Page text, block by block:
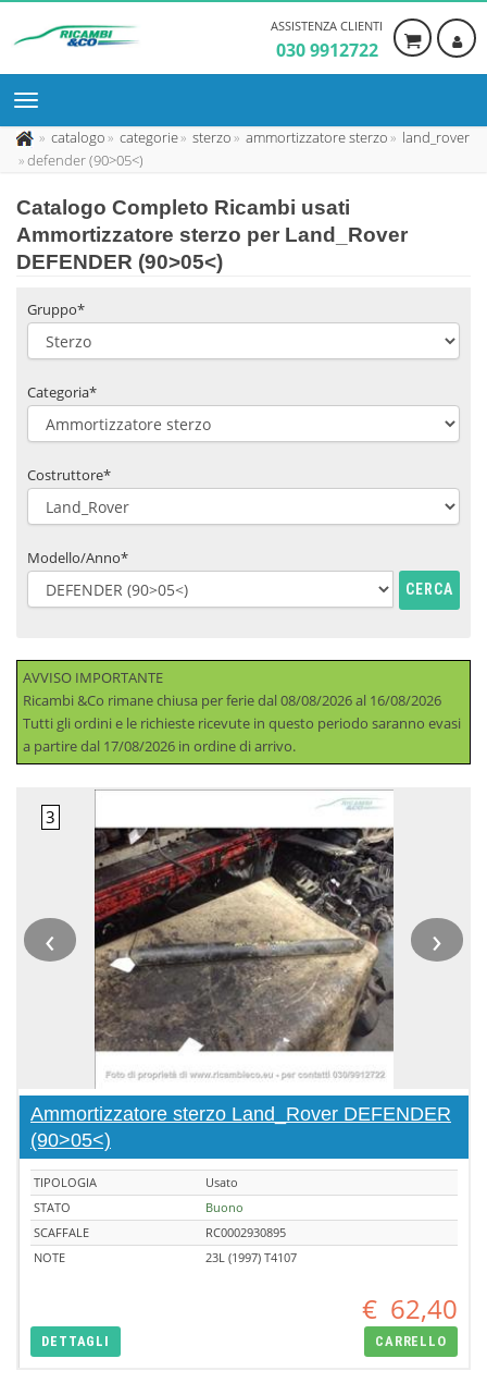
ASSISTENZA CLIENTI
030 9912722
catalogo categorie sterzo ammortizzatore sterzo
land_rover
defender (90>05<)
Catalogo Completo Ricambi usati
Ammortizzatore sterzo per Land_Rover
DEFENDER (90>05<)
Gruppo*
Categoria*
Costruttore*
Modello/Anno*
CERCA
AVVISO IMPORTANTE
Ricambi &Co rimane chiusa per ferie dal 08/08/2026 al 16/08/2026
Tutti gli ordini e le richieste ricevute in questo periodo saranno evasi
a partire dal 17/08/2026 in ordine di arrivo.
‹ ›
Ammortizzatore sterzo Land_Rover DEFENDER
(90>05<)
TIPOLOGIA
Usato
STATO
Buono
SCAFFALE
RC0002930895
NOTE
23L (1997) T4107
€ 62,40
DETTAGLI CARRELLO